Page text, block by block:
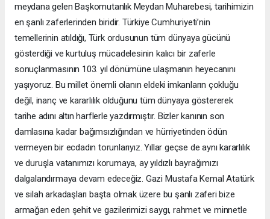
meydana gelen Başkomutanlık Meydan Muharebesi, tarihimizin
en şanlı zaferlerinden biridir. Türkiye Cumhuriyeti’nin
temellerinin atıldığı, Türk ordusunun tüm dünyaya gücünü
gösterdiği ve kurtuluş mücadelesinin kalıcı bir zaferle
sonuçlanmasının 103. yıl dönümüne ulaşmanın heyecanını
yaşıyoruz. Bu millet önemli olanın eldeki imkanların çokluğu
değil, inanç ve kararlılık olduğunu tüm dünyaya göstererek
tarihe adını altın harflerle yazdırmıştır. Bizler kanının son
damlasına kadar bağımsızlığından ve hürriyetinden ödün
vermeyen bir ecdadın torunlarıyız. Yıllar geçse de aynı kararlılık
ve duruşla vatanımızı korumaya, ay yıldızlı bayrağımızı
dalgalandırmaya devam edeceğiz. Gazi Mustafa Kemal Atatürk
ve silah arkadaşları başta olmak üzere bu şanlı zaferi bize
armağan eden şehit ve gazilerimizi saygı, rahmet ve minnetle